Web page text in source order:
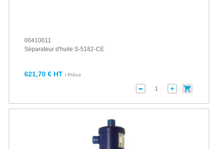
00410011
Séparateur d'huile S-5182-CE
621,70 € HT / Pièce